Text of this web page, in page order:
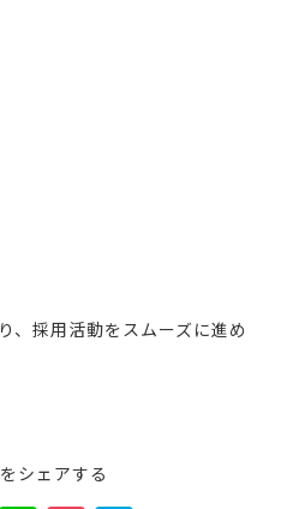
、採用活動をスムーズに進め
シェアする